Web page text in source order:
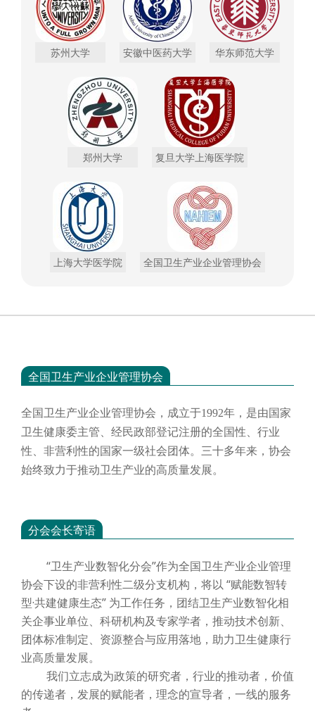
苏州大学 安徽中医药大学 华东师范大学
郑州大学 复旦大学上海医学院
上海大学医学院 全国卫生产业企业管理协会
全国卫生产业企业管理协会
全国卫生产业企业管理协会，成立于1992年，是由国家
卫生健康委主管、经民政部登记注册的全国性、行业
性、非营利性的国家一级社会团体。三十多年来，协会
始终致力于推动卫生产业的高质量发展。
分会会长寄语
“卫生产业数智化分会”作为全国卫生产业企业管理
协会下设的非营利性二级分支机构，将以 “赋能数智转
型·共建健康生态” 为工作任务，团结卫生产业数智化相
关企事业单位、科研机构及专家学者，推动技术创新、
团体标准制定、资源整合与应用落地，助力卫生健康行
业高质量发展。
我们立志成为政策的研究者，行业的推动者，价值
的传递者，发展的赋能者，理念的宣导者，一线的服务